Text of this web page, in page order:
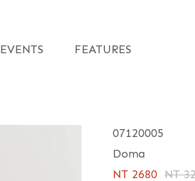
EVENTS FEATURES
07120005
Doma
NT 2680 NT